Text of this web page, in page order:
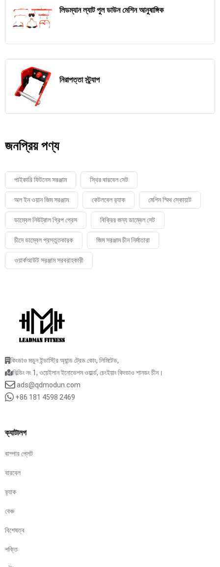
লিডম্যান ল্যাট পুল ডাউন মেশিন আনুষাঙ্গিক
নিরাপত্তা স্ট্র্যাপ
জনপ্রিয় পণ্য
পাইকারি ফিটনেস সরঞ্জাম স্থির বারবেল সেট
অল ইন ওয়ান জিম সরঞ্জাম কেটলবেল র‍্যাক মেশিন স্মিথ স্কোয়াট
ডাম্বেল নিউট্রাল গ্রিপ প্রেস বিক্রির জন্য ডাম্বেল সেট
চীনে ডাম্বেল প্রস্তুতকারক জিম সরঞ্জাম চীন নির্মাতারা
ওয়ার্কআউট সরঞ্জাম সরবরাহকারী
কিংডাও মডুন ইন্ডাস্ট্রি অ্যান্ড ট্রেড কোং, লিমিটেড,
বিল্ডিং নং 1, ওয়েইলান ইনোভেশন ওয়ার্ল্ড, চেংইয়াং কিংডাও শানডং চীন।
ads@qdmodun.com
+86 181 4598 2469
ক্যাটালগ
বাম্পার প্লেট
বারবেল
র‍্যাক
বেঞ্চ
বিশেষত্ব
শক্তি